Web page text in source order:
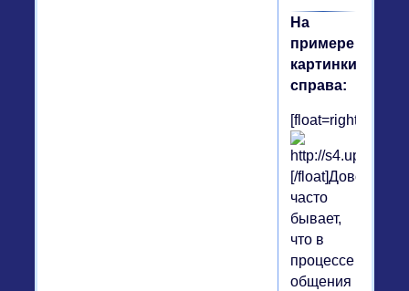
На
примере
картинки
справа:
[float=right]
[/float]Довольно
часто
бывает,
что в
процессе
общения